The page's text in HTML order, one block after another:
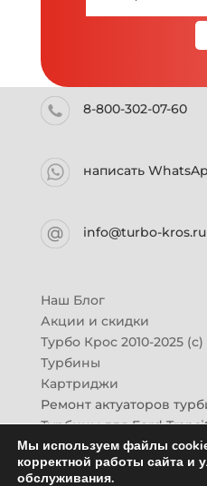
8-800-302-07-60
написать
info@turbo-kros.ru
Наш Блог
Акции и скидки
Турбо Крос 2010-2025 (с)
Турбины
Картриджи
Ремонт актуаторов
Турбины для Ford
Турбины для Mazda CX-7
Картридж для ГАЗон-
Мы используем файлы
корректной работы сайта и
обслуживания.